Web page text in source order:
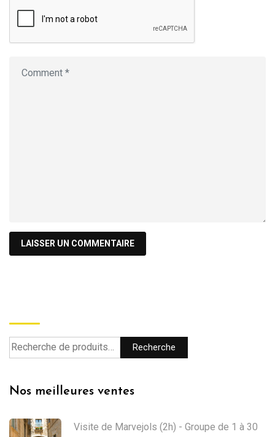
Recherche
Nos meilleures ventes
Visite de Marvejols (2h) - Groupe de 1 à 30